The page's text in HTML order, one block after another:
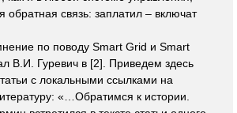
обратная связь: заплатил – включат
по поводу Smart Grid и Smart
В.И. Гуревич в [2]. Приведем здесь
с локальными ссылками на
«…Обратимся к истории.